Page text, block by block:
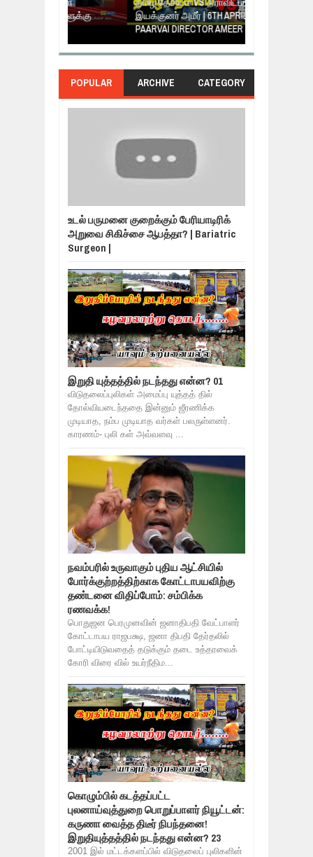
இயக்குனர் அமீர் | 6TH APRIL AGNI
PAARVAI DIRECTOR AMEER
POPULAR ARCHIVE CATEGORY
உடல் பருமனை குறைக்கும் பேரியாடிரிக்
அறுவை சிகிச்சை ஆபத்தா? | Bariatric
Surgeon |
இறுதி யுத்தத்தில் நடந்தது என்ன? 01
விடுதலைப்புலிகள் அமைப்பு யுத்தத் தில்
தோல்வியடைந்ததை இன்னும் ஜீரணிக்க
முடியாத, நம்ப முடியாத வர்கள் பலருள்ளனர்.
காரணம்- புலி கள் அவ்வளவு ...
நவம்பரில் உருவாகும் புதிய ஆட்சியில்
போர்க்குற்றத்திற்காக கோட்டாபயவிற்கு
தண்டனை விதிப்போம்: சம்பிக்க
ரணவக்க!
பொதுஜன பெரமுனவின் ஜனாதிபதி வேட்பாளர்
கோட்டாபய ராஜபக்ஷ, ஜனா திபதி தேர்தலில்
போட்டியிடுவதைத் தடுக்கும் தடை உத்தரவைக்
கோரி விரை வில் உயர்நீதிம...
கொழும்பில் கடத்தப்பட்ட
புலனாய்வுத்துறை பொறுப்பாளர் நியூட்டன்:
கருணா வைத்த திடீர் நிபந்தனை!
இறுதியுத்தத்தில் நடந்தது என்ன? 23
2001 இல் மட்டக்களப்பில் விடுதலைப் புலிகளின்